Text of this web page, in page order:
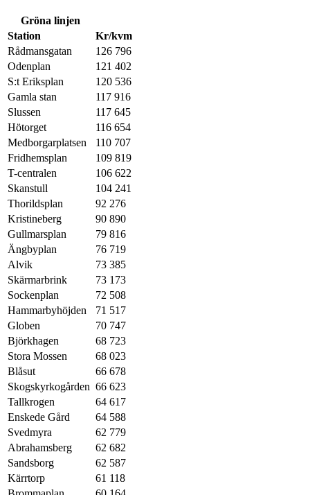
Gröna linjen
Station
Kr/kvm
Rådmansgatan
126 796
Odenplan
121 402
S:t Eriksplan
120 536
Gamla stan
117 916
Slussen
117 645
Hötorget
116 654
Medborgarplatsen
110 707
Fridhemsplan
109 819
T-centralen
106 622
Skanstull
104 241
Thorildsplan
92 276
Kristineberg
90 890
Gullmarsplan
79 816
Ängbyplan
76 719
Alvik
73 385
Skärmarbrink
73 173
Sockenplan
72 508
Hammarbyhöjden
71 517
Globen
70 747
Björkhagen
68 723
Stora Mossen
68 023
Blåsut
66 678
Skogskyrkogården 66 623
Tallkrogen
64 617
Enskede Gård
64 588
Svedmyra
62 779
Abrahamsberg
62 682
Sandsborg
62 587
Kärrtorp
61 118